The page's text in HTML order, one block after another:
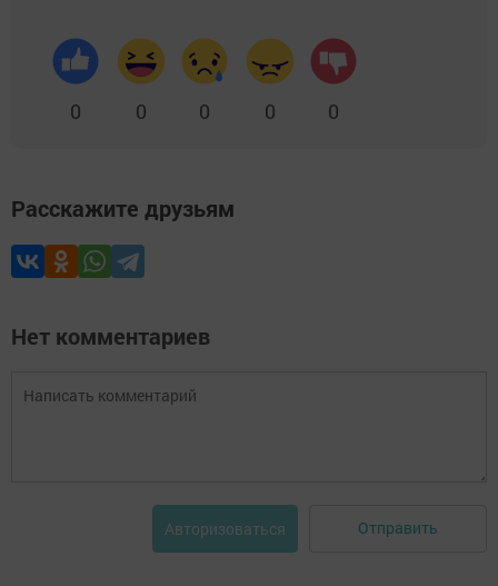
0 0 0 0 0
Расскажите друзьям
Нет комментариев
Авторизоваться Отправить